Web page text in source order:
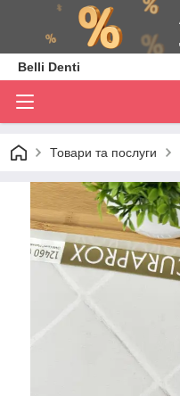
Belli Denti
Товари та послуги